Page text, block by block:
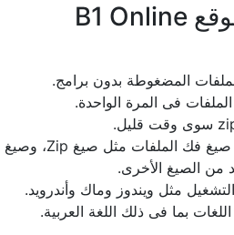
ما هي مميزات موقع B1 Online
المضغوطة بدون برامج.
فى المرة الواحدة.
يدعم الموقع العديد من صيغ فك الملفات مثل صيغ Zip، وصيغ
مثل ويندوز وماك وأندرويد.
بما فى ذلك اللغة العربية.